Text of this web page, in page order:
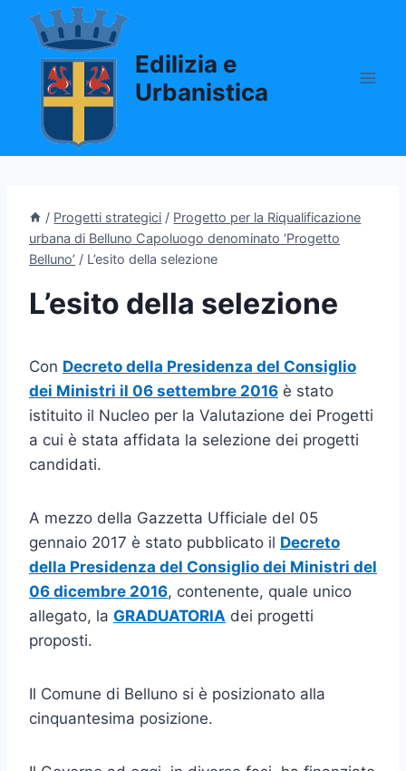
Salta
contenuto
Edilizia e
Urbanistica
/ Progetti strategici / Progetto per la Riqualificazione
urbana di Belluno Capoluogo denominato ‘Progetto
Belluno’ / L’esito della selezione
L’esito della selezione
Con Decreto della Presidenza del Consiglio
dei Ministri il 06 settembre 2016 è stato
istituito il Nucleo per la Valutazione dei Progetti
a cui è stata affidata la selezione dei progetti
candidati.
A mezzo della Gazzetta Ufficiale del 05
gennaio 2017 è stato pubblicato il Decreto
della Presidenza del Consiglio dei Ministri del
06 dicembre 2016, contenente, quale unico
allegato, la GRADUATORIA dei progetti
proposti.
Il Comune di Belluno si è posizionato alla
cinquantesima posizione.